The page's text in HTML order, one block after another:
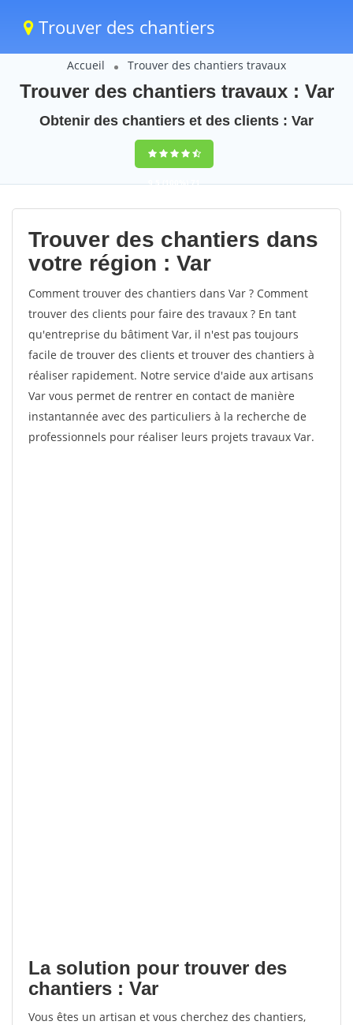
Trouver des chantiers
Accueil Trouver des chantiers travaux
Trouver des chantiers travaux : Var
Obtenir des chantiers et des clients : Var
9,5(100%)71
votes
Trouver des chantiers dans
votre région : Var
Comment trouver des chantiers dans Var ? Comment
trouver des clients pour faire des travaux ? En tant
qu'entreprise du bâtiment Var, il n'est pas toujours
facile de trouver des clients et trouver des chantiers à
réaliser rapidement. Notre service d'aide aux artisans
Var vous permet de rentrer en contact de manière
instantannée avec des particuliers à la recherche de
professionnels pour réaliser leurs projets travaux Var.
La solution pour trouver des
chantiers : Var
Vous êtes un artisan et vous cherchez des chantiers,